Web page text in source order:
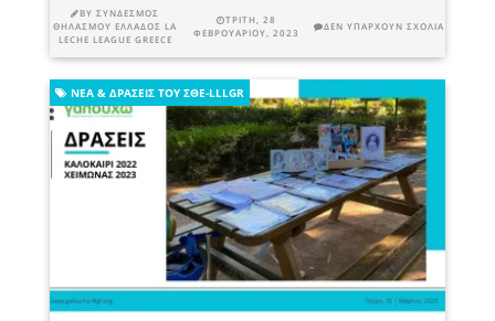
BYΣΎΝΔΕΣΜΟΣ
ΘΗΛΑΣΜΟΎ ΕΛΛΆΔΟΣ LA
LECHE LEAGUE GREECE
ΤΡΊΤΗ, 28
ΦΕΒΡΟΥΑΡΊΟΥ, 2023
ΔΕΝ ΥΠΆΡΧΟΥΝ ΣΧΌΛΙΑ
ΝΈΑ & ΔΡΆΣΕΙΣ ΤΟΥ ΣΘΕ-LLLGR